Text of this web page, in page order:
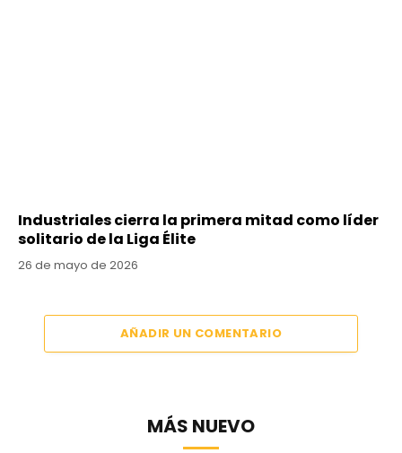
Industriales cierra la primera mitad como líder
solitario de la Liga Élite
26 de mayo de 2026
AÑADIR UN COMENTARIO
MÁS NUEVO